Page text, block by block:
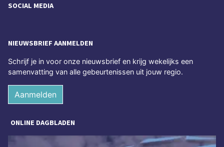
SOCIAL MEDIA
NIEUWSBRIEF AANMELDEN
Schrijf je in voor onze nieuwsbrief en krijg wekelijks een
samenvatting van alle gebeurtenissen uit jouw regio.
Aanmelden
ONLINE DAGBLADEN